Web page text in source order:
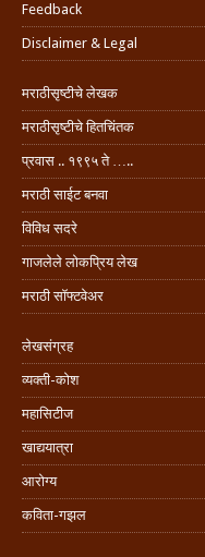
Feedback
Disclaimer & Legal
मराठीसृष्टीचे लेखक
मराठीसृष्टीचे हितचिंतक
प्रवास .. १९९५ ते …..
मराठी साईट बनवा
विविध सदरे
गाजलेले लोकप्रिय लेख
मराठी सॉफ्टवेअर
लेखसंग्रह
व्यक्ती-कोश
महासिटीज
खाद्ययात्रा
आरोग्य
कविता-गझल